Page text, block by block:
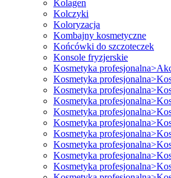
Kolagen
Kolczyki
Koloryzacja
Kombajny kosmetyczne
Końcówki do szczoteczek
Konsole fryzjerskie
Kosmetyka
Kosmetyka
Kosmetyka
Kosmetyka
Kosmetyka
Kosmetyka
Kosmetyka
Kosmetyka
Kosmetyka
Kosmetyka